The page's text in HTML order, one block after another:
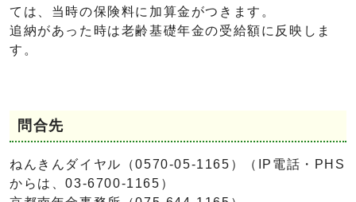
ては、当時の保険料に加算金がつきます。
追納があった時は老齢基礎年金の受給額に反映しま
す。
問合先
ねんきんダイヤル（0570-05-1165）（IP電話・PHS
からは、03-6700-1165）